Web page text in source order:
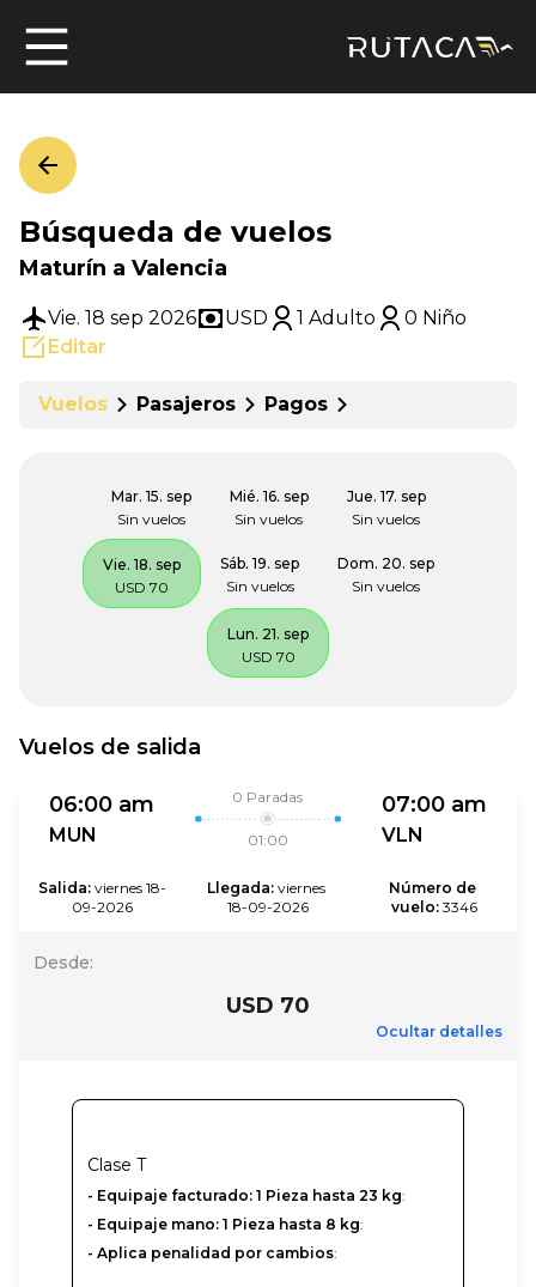
Búsqueda de vuelos
Maturín a Valencia
Vie. 18 sep 2026 USD 1 Adulto
0 Niño
Editar
Vuelos Pasajeros Pagos
Mar. 15. sep
Sin vuelos
Mié. 16. sep
Sin vuelos
Jue. 17. sep
Sin vuelos
Vie. 18. sep
USD 70
Sáb. 19. sep
Sin vuelos
Dom. 20. sep
Sin vuelos
Lun. 21. sep
USD 70
Vuelos de salida
06:00 am
MUN
0 Paradas
01:00
07:00 am
VLN
Salida: viernes 18-
09-2026
Llegada: viernes
18-09-2026
Número de
vuelo: 3346
Desde:
USD 70
Ocultar detalles
Clase T
- Equipaje facturado: 1 Pieza hasta 23 kg:
- Equipaje mano: 1 Pieza hasta 8 kg:
- Aplica penalidad por cambios: